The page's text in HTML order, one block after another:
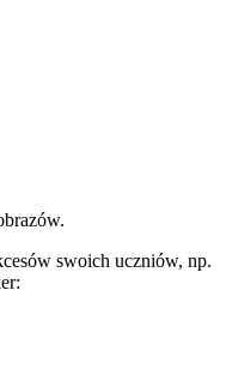
swoich uczniów, np.
: